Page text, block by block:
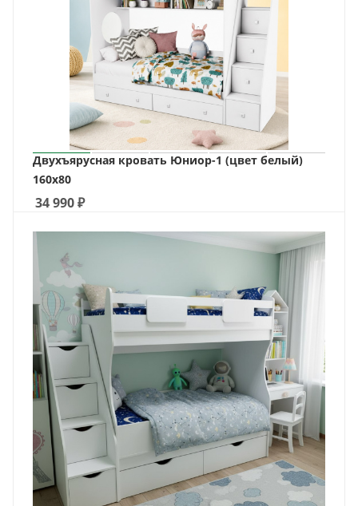
Двухъярусная кровать Юниор-1 (цвет белый)
160х80
34 990₽